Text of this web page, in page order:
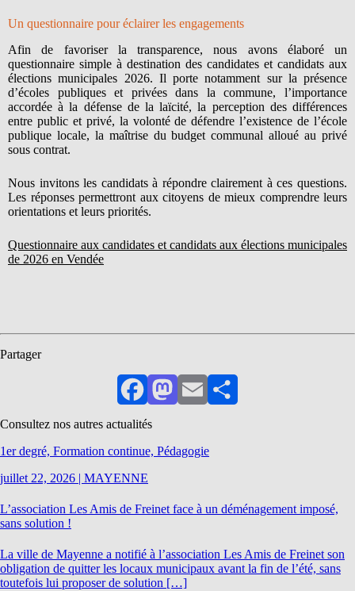
Un questionnaire pour éclairer les engagements
Afin de favoriser la transparence, nous avons élaboré un
questionnaire simple à destination des candidates et candidats aux
élections municipales 2026. Il porte notamment sur la présence
d’écoles publiques et privées dans la commune, l’importance
accordée à la défense de la laïcité, la perception des différences
entre public et privé, la volonté de défendre l’existence de l’école
publique locale, la maîtrise du budget communal alloué au privé
sous contrat.
Nous invitons les candidats à répondre clairement à ces questions.
Les réponses permettront aux citoyens de mieux comprendre leurs
orientations et leurs priorités.
Questionnaire aux candidates et candidats aux élections municipales
de 2026 en Vendée
Partager
FacebookMastodon
EmailPartager
Consultez nos autres actualités
1er degré, Formation continue, Pédagogie
juillet 22, 2026 | MAYENNE
L’association Les Amis de Freinet face à un déménagement imposé,
sans solution !
La ville de Mayenne a notifié à l’association Les Amis de Freinet son
obligation de quitter les locaux municipaux avant la fin de l’été, sans
toutefois lui proposer de solution […]